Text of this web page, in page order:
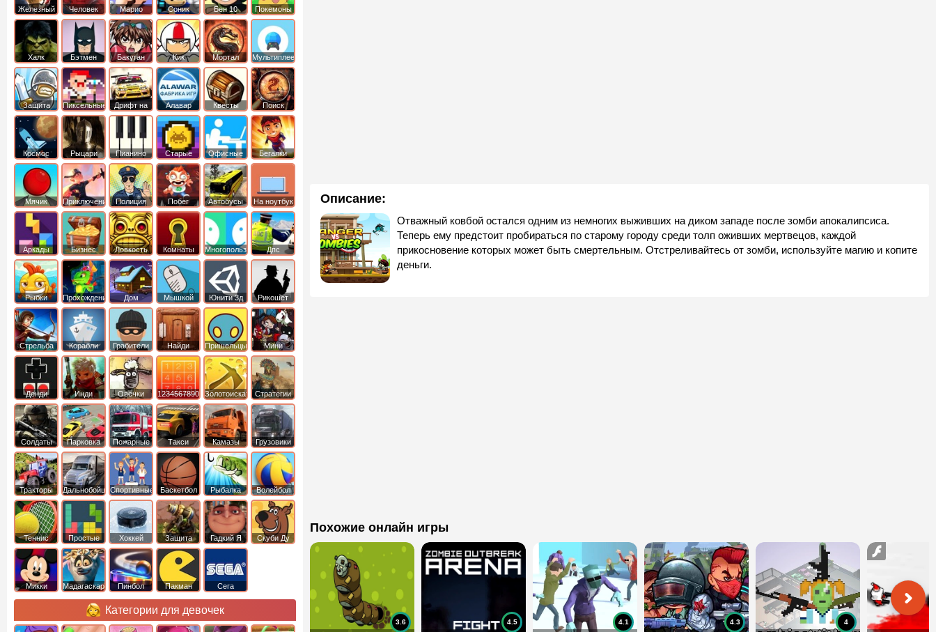
Описание:
Отважный ковбой остался одним из немногих выживших на диком западе после зомби апокалипсиса.
Теперь ему предстоит пробираться по старому городу среди толп оживших мертвецов, каждой
прикосновение которых может быть смертельным. Отстреливайтесь от зомби, используйте магию и копите
деньги.
Похожие онлайн игры
3.6 4.5 4.1 4.3 4
Железный
человек
Человек
Паук
Марио Соник Бен 10 Покемоны
Халк Бэтмен Бакуган
Кик
Бутовский
Мортал
комбат
Мультиплеер
Защита
королевства
Пиксельные
Дрифт на
машинах
Алавар Квесты
Поиск
предметов
Космос Рыцари Пианино Старые Офисные Бегалки
Мячик Приключения Полиция Побег Автобусы На ноутбук
Аркады
Бизнес
симуляторы
Ловкость Комнаты Многопользовательские
Дпс
Рыбки Прохождение Дом Мышкой Юнити 3д Рикошет
Cтрельба
из лука
Корабли Грабители
Найди
выход
Пришельцы Мини
Денди Инди
Овечки
идут домой
1234567890 ЗолотоискательСтратегии
Солдаты
Парковка
машин
Пожарные
машины
Такси Камазы Грузовики
Тракторы ДальнобойщикиСпортивные Баскетбол Рыбалка Волейбол
Теннис Простые Хоккей
Защита
башни
Гадкий Я Скуби Ду
Микки
Мадагаскар Пинбол Пакман Сега
Категории для девочек